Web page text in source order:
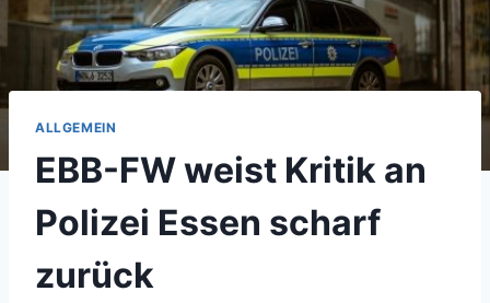
ALLGEMEIN
EBB-FW weist Kritik an
Polizei Essen scharf
zurück